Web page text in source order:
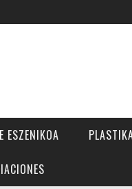
ESZENIKOA